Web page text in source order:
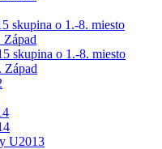
skupina o 1.-8. miesto
Západ
skupina o 1.-8. miesto
Západ
U2013